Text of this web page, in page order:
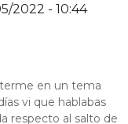
2022 - 10:44
en un tema
vi que hablabas
respecto al salto de